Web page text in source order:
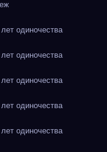
одиночества
одиночества
одиночества
одиночества
одиночества